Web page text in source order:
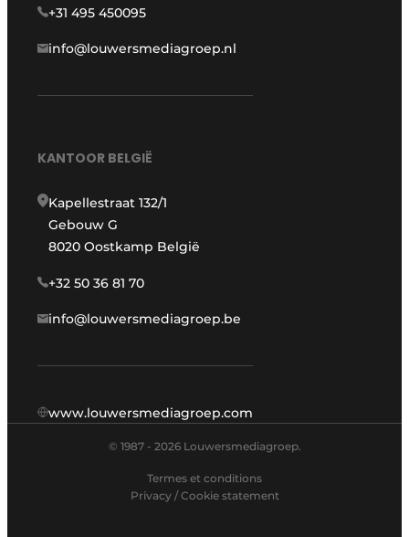
+31 495 450095
info@louwersmediagroep.nl
KANTOOR BELGIË
Kapellestraat 132/1
Gebouw G
8020 Oostkamp België
+32 50 36 81 70
info@louwersmediagroep.be
www.louwersmediagroep.com
© 1987 - 2026 Louwersmediagroep.
Termes et conditions
Privacy / Cookie statement